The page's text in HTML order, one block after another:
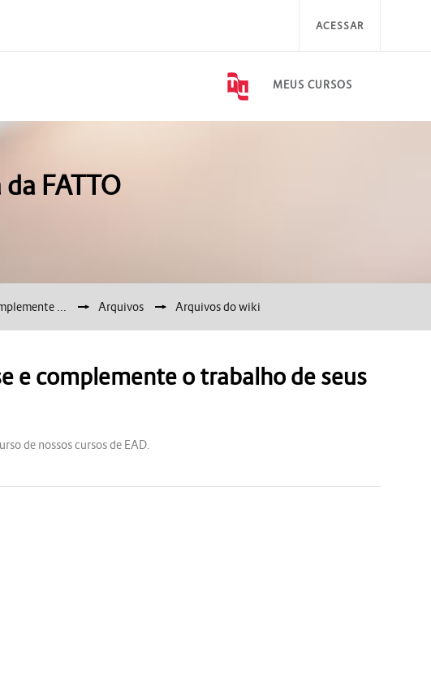
ACESSAR
MEUS CURSOS
FATTO
... ▶︎ Arquivos ▶︎ Arquivos do wiki
e complemente o trabalho de seus
de nossos cursos de EAD.